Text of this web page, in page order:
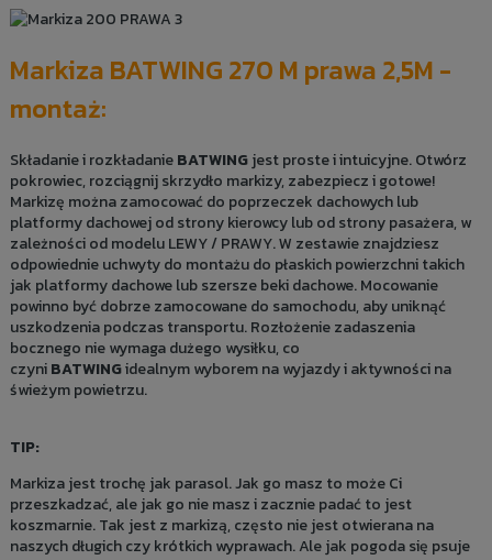
Markiza BATWING 270 M prawa 2,5M -
montaż:
Składanie i rozkładanieBATWINGjest proste i intuicyjne. Otwórz
pokrowiec, rozciągnij skrzydło markizy, zabezpiecz i gotowe!
Markizę można zamocować do poprzeczek dachowych lub
platformy dachowej od strony kierowcy lub od strony pasażera, w
zależności od modelu LEWY / PRAWY. W zestawie znajdziesz
odpowiednie uchwyty do montażu do płaskich powierzchni takich
jak platformy dachowe lub szersze beki dachowe. Mocowanie
powinno być dobrze zamocowane do samochodu, aby uniknąć
uszkodzenia podczas transportu. Rozłożenie zadaszenia
bocznego nie wymaga dużego wysiłku, co
czyniBATWINGidealnym wyborem na wyjazdy i aktywności na
świeżym powietrzu.
TIP:
Markiza jest trochę jak parasol. Jak go masz to może Ci
przeszkadzać, ale jak go nie masz i zacznie padać to jest
koszmarnie. Tak jest z markizą, często nie jest otwierana na
naszych długich czy krótkich wyprawach. Ale jak pogoda się psuje